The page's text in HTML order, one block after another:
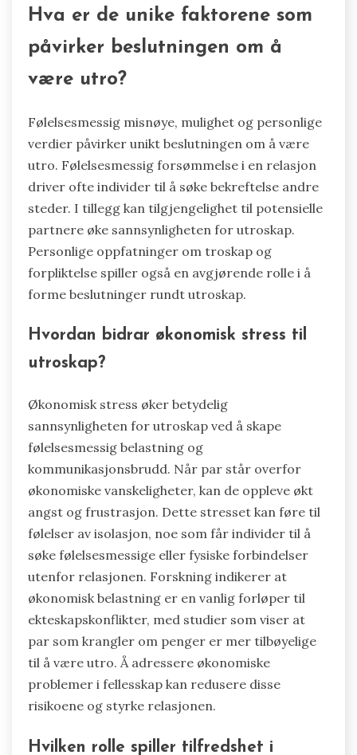
Hva er de unike faktorene som
påvirker beslutningen om å
være utro?
Følelsesmessig misnøye, mulighet og personlige
verdier påvirker unikt beslutningen om å være
utro. Følelsesmessig forsømmelse i en relasjon
driver ofte individer til å søke bekreftelse andre
steder. I tillegg kan tilgjengelighet til potensielle
partnere øke sannsynligheten for utroskap.
Personlige oppfatninger om troskap og
forpliktelse spiller også en avgjørende rolle i å
forme beslutninger rundt utroskap.
Hvordan bidrar økonomisk stress til
utroskap?
Økonomisk stress øker betydelig
sannsynligheten for utroskap ved å skape
følelsesmessig belastning og
kommunikasjonsbrudd. Når par står overfor
økonomiske vanskeligheter, kan de oppleve økt
angst og frustrasjon. Dette stresset kan føre til
følelser av isolasjon, noe som får individer til å
søke følelsesmessige eller fysiske forbindelser
utenfor relasjonen. Forskning indikerer at
økonomisk belastning er en vanlig forløper til
ekteskapskonflikter, med studier som viser at
par som krangler om penger er mer tilbøyelige
til å være utro. Å adressere økonomiske
problemer i fellesskap kan redusere disse
risikoene og styrke relasjonen.
Hvilken rolle spiller tilfredshet i